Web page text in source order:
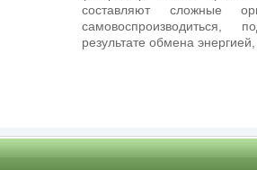
составляют сложные
самовоспроизводиться,
результате обмена